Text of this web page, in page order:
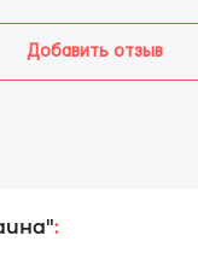
Добавить отзыв
: